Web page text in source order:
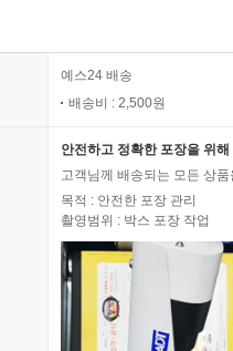
예스24 배송
배송비 : 2,500원
안전하고 정확한 포장을 위
고객님께 배송되는 모든 상
목적 : 안전한 포장 관리
촬영범위 : 박스 포장 작업